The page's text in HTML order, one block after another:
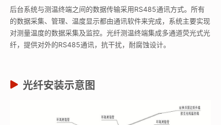
后台系统与测温终端之间的数据传输采用RS485通讯方式。所有
的数据采集、管理、温度显示都由通讯软件来完成，系统主要实现
对测量温度的数据采集及监控。光纤测温终端集成多通道荧光式光
纤，提供对外的RS485通讯，抗干扰，耐腐蚀设计。
光纤安装示意图